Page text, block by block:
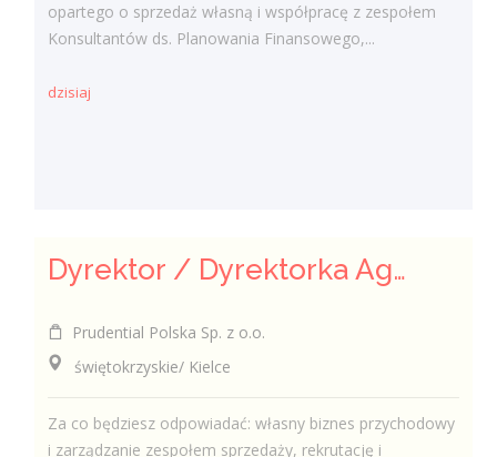
opartego o sprzedaż własną i współpracę z zespołem
Konsultantów ds. Planowania Finansowego,...
dzisiaj
Dyrektor / Dyrektorka Agencji
Prudential Polska Sp. z o.o.
świętokrzyskie/ Kielce
Za co będziesz odpowiadać: własny biznes przychodowy
i zarządzanie zespołem sprzedaży, rekrutację i